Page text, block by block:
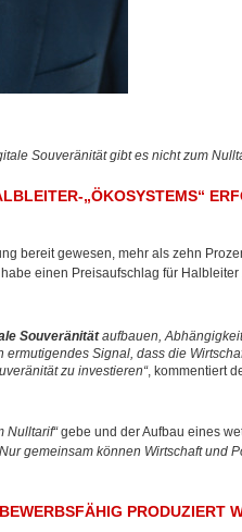
Souveränität gibt es nicht zum
„ÖKOSYSTEMS“
bereit gewesen, mehr als zehn
habe einen Preisaufschlag für Halbleiter
Souveränitätaufbauen,
Signal, dass die
zu investieren“, kommentiert
Nulltarif“gebe und der Aufbau eines
gemeinsam können Wirtschaft und
PRODUZIERT